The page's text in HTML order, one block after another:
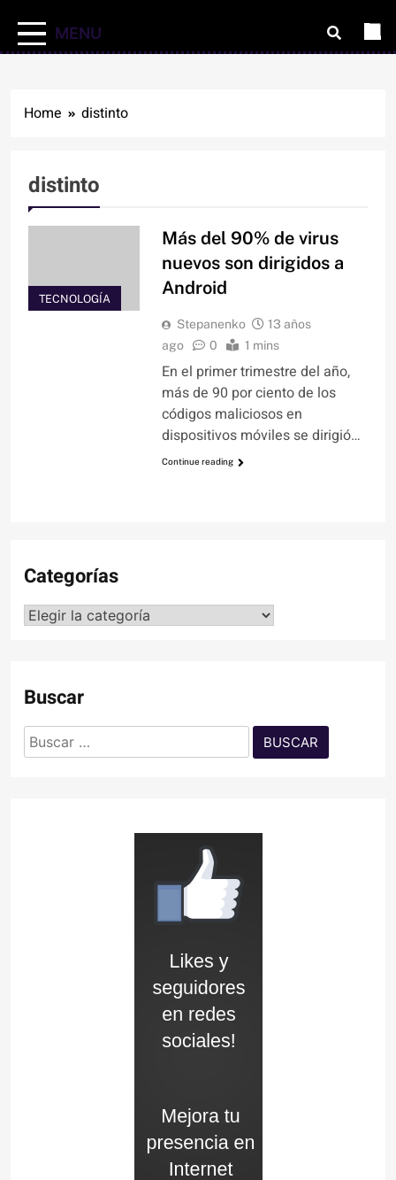
MENU
Home distinto
distinto
TECNOLOGÍA
Más del 90% de virus
nuevos son dirigidos a
Android
Stepanenko
13 años
ago
0 1 mins
En el primer trimestre del año,
más de 90 por ciento de los
códigos maliciosos en
dispositivos móviles se dirigió…
Continue reading
Categorías
Categorías
Buscar
Buscar: